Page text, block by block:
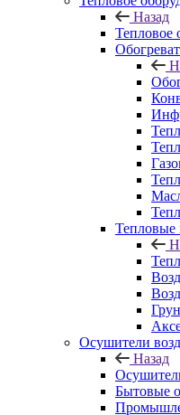
Назад
Тепловое
Тепловые
Осушители
Назад
Бытовые